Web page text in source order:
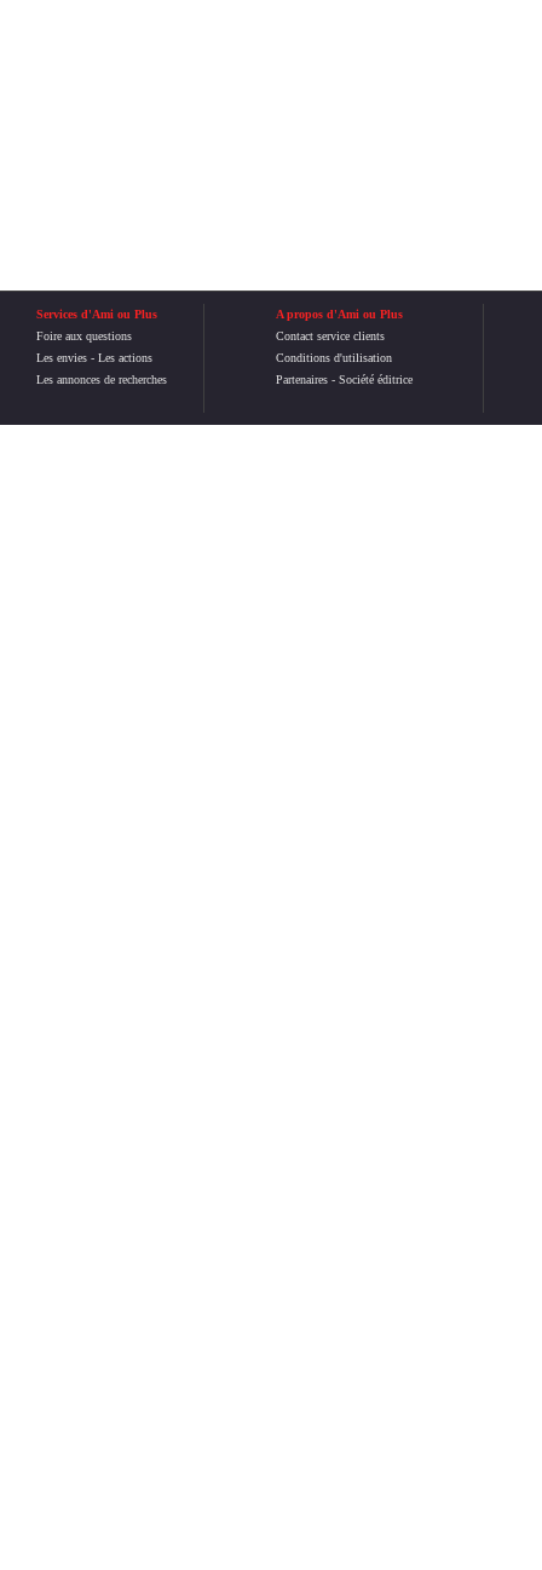
Services d'Ami ou Plus
Foire aux questions
Les envies - Les actions
Les annonces de recherches
A propos d'Ami ou Plus
Contact service clients
Conditions d'utilisation
Partenaires- Société éditrice